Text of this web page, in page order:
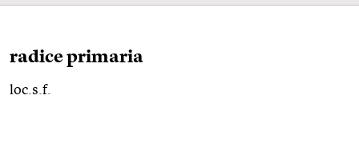
radice primaria
loc.s.f.